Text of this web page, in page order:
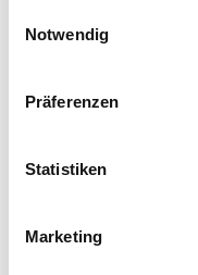
Notwendig
Präferenzen
Statistiken
Marketing
Alle
augsburg.de/
zu Aktuelles aus